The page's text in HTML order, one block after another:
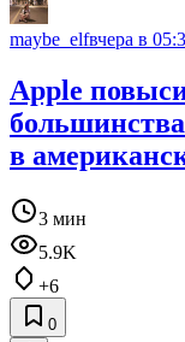
maybe_elfвчера в
Apple
в
3 мин
5.9K
+6
0